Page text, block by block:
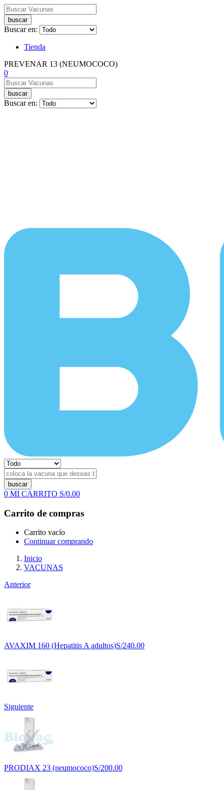
buscar
Buscar en:
Tienda
PREVENAR 13 (NEUMOCOCO)
0
buscar
Buscar en:
buscar
0 MI CARRITO S/0.00
Carrito de compras
Carrito vacío
Continuar comprando
Inicio
VACUNAS
Anterior
AVAXIM 160 (Hepatitis A adultos)S/240.00
Siguiente
PRODIAX 23 (neumococo)S/200.00